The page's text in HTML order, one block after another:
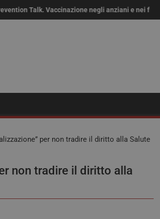
solo risparmio, servono continuità delle
Talk. Vaccinazione negli anziani e nei fragili:
per non tradire il diritto alla Salute
non tradire il diritto alla